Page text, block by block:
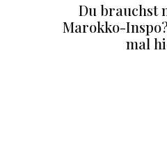
Du brauchst
Marokko-
mal